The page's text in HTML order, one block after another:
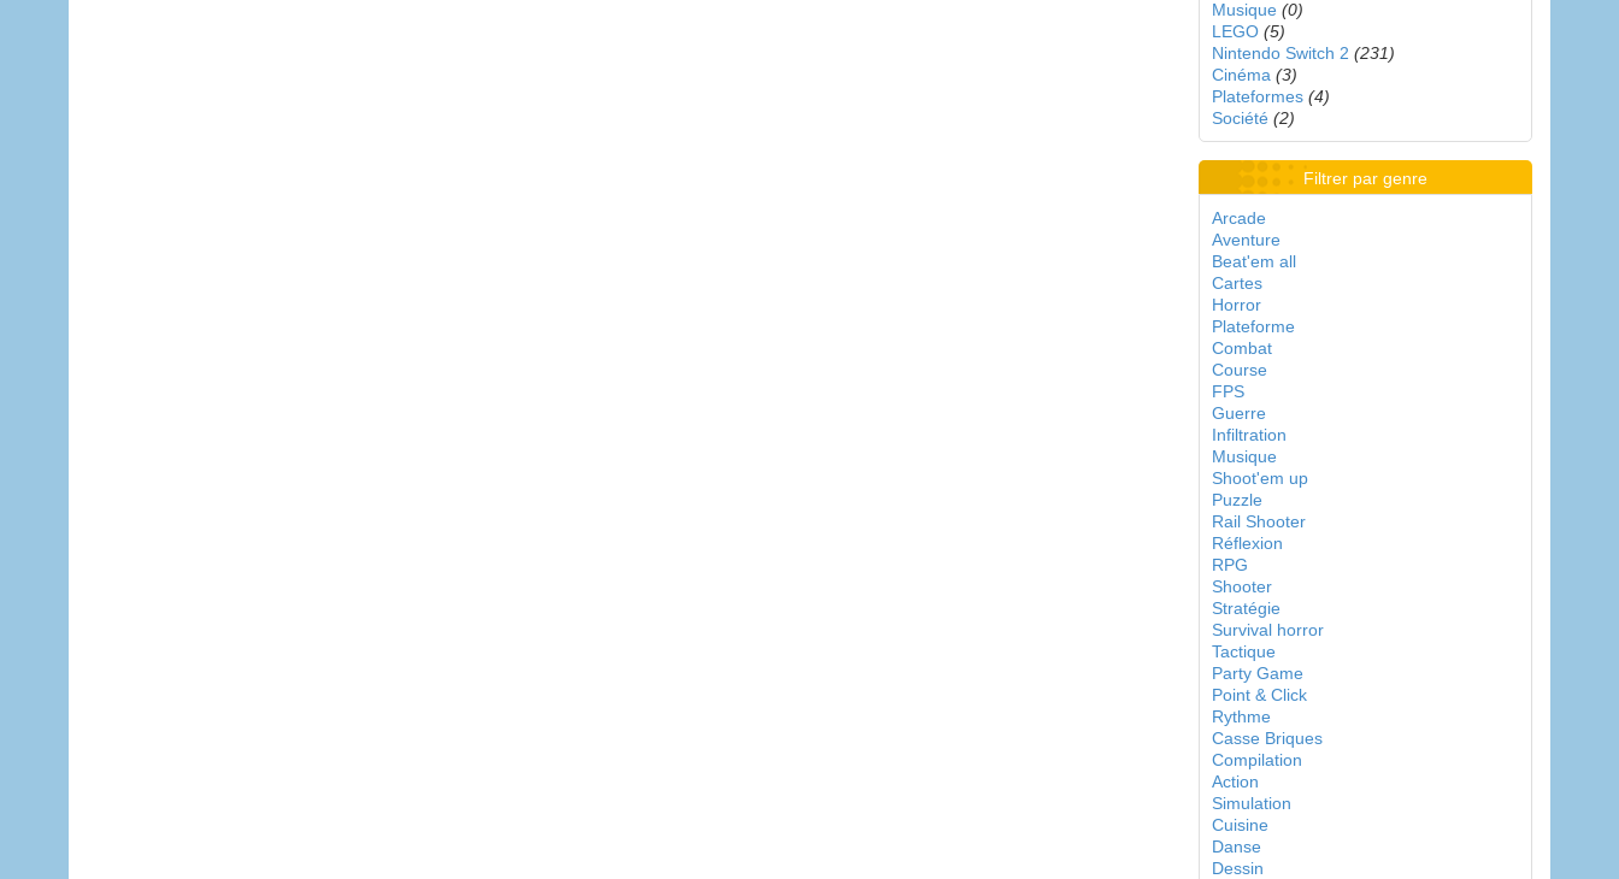
Musique (0)
LEGO (5)
Nintendo Switch 2 (231)
Cinéma (3)
Plateformes (4)
Société (2)
Filtrer par genre
Arcade
Aventure
Beat'em all
Cartes
Horror
Plateforme
Combat
Course
FPS
Guerre
Infiltration
Musique
Shoot'em up
Puzzle
Rail Shooter
Réflexion
RPG
Shooter
Stratégie
Survival horror
Tactique
Party Game
Point & Click
Rythme
Casse Briques
Compilation
Action
Simulation
Cuisine
Danse
Dessin